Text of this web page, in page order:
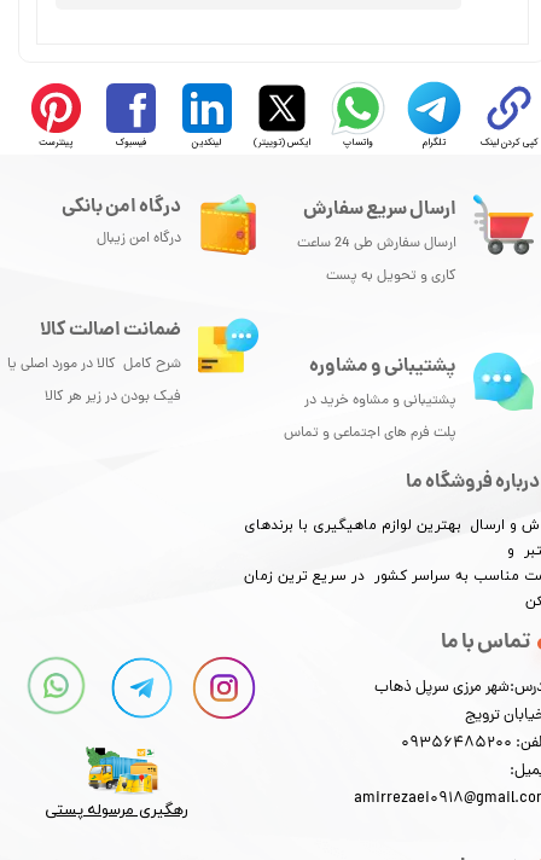
★ ★★ ★
★★
★
کپی کردن لینک تلگرام واتساپ ایکس (توییتر) لینکدین فیسبوک پینترست
ارسال سریع سفارش
ارسال سفارش طی 24 ساعت
کاری و تحویل به پست
درباره فروشگاه ما
و ارسال بهترین لوازم ماهیگیری با برندهای
و
مناسب به سراسر کشور در سریع ترین زمان
تماس با ما
مرزی سرپل ذهاب
ترویج
درگاه امن بانکی
درگاه امن زیبال
پشتیبانی و مشاوره
پشتیبانی و مشاوه خرید در
پلت فرم های اجتماعی و تماس
ضمانت اصالت کالا
شرح کامل کالا در مورد اصلی یا
فیک بودن در زیر هر کالا
رهگیری مرسوله پستی​​​​​​​